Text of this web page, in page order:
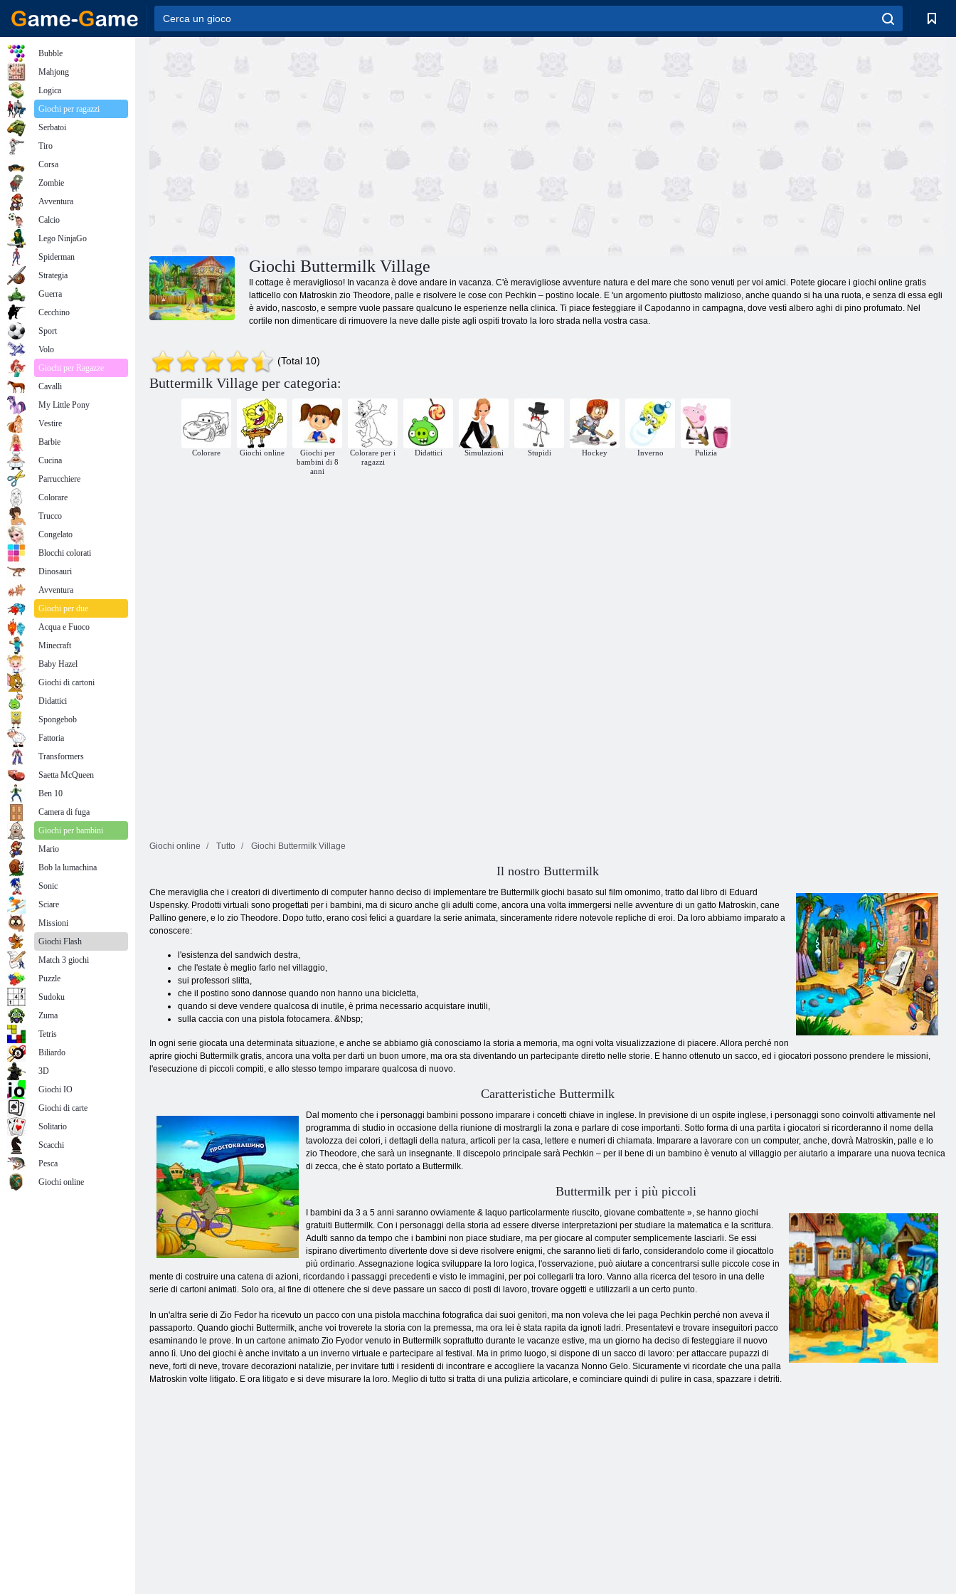
Giochi Buttermilk Village
Il cottage è meraviglioso! In vacanza è dove andare in vacanza. C'è meravigliose avventure natura e del mare che sono venuti per voi amici. Potete giocare i giochi online gratis
latticello con Matroskin zio Theodore, palle e risolvere le cose con Pechkin – postino locale. E 'un argomento piuttosto malizioso, anche quando si ha una ruota, e senza di essa egli
è avido, nascosto, e sempre vuole passare qualcuno le esperienze nella clinica. Ti piace festeggiare il Capodanno in campagna, dove vestì albero aghi di pino profumato. Nel
cortile non dimenticare di rimuovere la neve dalle piste agli ospiti trovato la loro strada nella vostra casa.
(Total 10)
Buttermilk Village per categoria:
Colorare Giochi online
Giochi per
bambini di 8
anni
Colorare per i
ragazzi
Didattici Simulazioni Stupidi Hockey Inverno Pulizia
Giochi online Tutto Giochi Buttermilk Village
Il nostro Buttermilk
Che meraviglia che i creatori di divertimento di computer hanno deciso di implementare tre Buttermilk giochi basato sul film omonimo, tratto dal libro di Eduard
Uspensky. Prodotti virtuali sono progettati per i bambini, ma di sicuro anche gli adulti come, ancora una volta immergersi nelle avventure di un gatto Matroskin, cane
Pallino genere, e lo zio Theodore. Dopo tutto, erano così felici a guardare la serie animata, sinceramente ridere notevole repliche di eroi. Da loro abbiamo imparato a
conoscere:
l'esistenza del sandwich destra,
che l'estate è meglio farlo nel villaggio,
sui professori slitta,
che il postino sono dannose quando non hanno una bicicletta,
quando si deve vendere qualcosa di inutile, è prima necessario acquistare inutili,
sulla caccia con una pistola fotocamera. &Nbsp;
In ogni serie giocata una determinata situazione, e anche se abbiamo già conosciamo la storia a memoria, ma ogni volta visualizzazione di piacere. Allora perché non
aprire giochi Buttermilk gratis, ancora una volta per darti un buon umore, ma ora sta diventando un partecipante diretto nelle storie. E hanno ottenuto un sacco, ed i giocatori possono prendere le missioni,
l'esecuzione di piccoli compiti, e allo stesso tempo imparare qualcosa di nuovo.
Caratteristiche Buttermilk
Dal momento che i personaggi bambini possono imparare i concetti chiave in inglese. In previsione di un ospite inglese, i personaggi sono coinvolti attivamente nel
programma di studio in occasione della riunione di mostrargli la zona e parlare di cose importanti. Sotto forma di una partita i giocatori si ricorderanno il nome della
tavolozza dei colori, i dettagli della natura, articoli per la casa, lettere e numeri di chiamata. Imparare a lavorare con un computer, anche, dovrà Matroskin, palle e lo
zio Theodore, che sarà un insegnante. Il discepolo principale sarà Pechkin – per il bene di un bambino è venuto al villaggio per aiutarlo a imparare una nuova tecnica
di zecca, che è stato portato a Buttermilk.
Buttermilk per i più piccoli
I bambini da 3 a 5 anni saranno ovviamente & laquo particolarmente riuscito, giovane combattente », se hanno giochi
gratuiti Buttermilk. Con i personaggi della storia ad essere diverse interpretazioni per studiare la matematica e la scrittura.
Adulti sanno da tempo che i bambini non piace studiare, ma per giocare al computer semplicemente lasciarli. Se essi
ispirano divertimento divertente dove si deve risolvere enigmi, che saranno lieti di farlo, considerandolo come il giocattolo
più ordinario. Assegnazione logica sviluppare la loro logica, l'osservazione, può aiutare a concentrarsi sulle piccole cose in
mente di costruire una catena di azioni, ricordando i passaggi precedenti e visto le immagini, per poi collegarli tra loro. Vanno alla ricerca del tesoro in una delle
serie di cartoni animati. Solo ora, al fine di ottenere che si deve passare un sacco di posti di lavoro, trovare oggetti e utilizzarli a un certo punto.
In un'altra serie di Zio Fedor ha ricevuto un pacco con una pistola macchina fotografica dai suoi genitori, ma non voleva che lei paga Pechkin perché non aveva il
passaporto. Quando giochi Buttermilk, anche voi troverete la storia con la premessa, ma ora lei è stata rapita da ignoti ladri. Presentatevi e trovare inseguitori pacco
esaminando le prove. In un cartone animato Zio Fyodor venuto in Buttermilk soprattutto durante le vacanze estive, ma un giorno ha deciso di festeggiare il nuovo
anno lì. Uno dei giochi è anche invitato a un inverno virtuale e partecipare al festival. Ma in primo luogo, si dispone di un sacco di lavoro: per attaccare pupazzi di
neve, forti di neve, trovare decorazioni natalizie, per invitare tutti i residenti di incontrare e accogliere la vacanza Nonno Gelo. Sicuramente vi ricordate che una palla
Matroskin volte litigato. E ora litigato e si deve misurare la loro. Meglio di tutto si tratta di una pulizia articolare, e cominciare quindi di pulire in casa, spazzare i detriti.
Bubble
Mahjong
Logica
Giochi per ragazzi
Serbatoi
Tiro
Corsa
Zombie
Avventura
Calcio
Lego NinjaGo
Spiderman
Strategia
Guerra
Cecchino
Sport
Volo
Giochi per Ragazze
Cavalli
My Little Pony
Vestire
Barbie
Cucina
Parrucchiere
Colorare
Trucco
Congelato
Blocchi colorati
Dinosauri
Avventura
Giochi per due
Acqua e Fuoco
Minecraft
Baby Hazel
Giochi di cartoni
Didattici
Spongebob
Fattoria
Transformers
Saetta McQueen
Ben 10
Camera di fuga
Giochi per bambini
Mario
Bob la lumachina
Sonic
Sciare
Missioni
Giochi Flash
Match 3 giochi
Puzzle
Sudoku
Zuma
Tetris
Biliardo
3D
Giochi IO
Giochi di carte
Solitario
Scacchi
Pesca
Giochi online